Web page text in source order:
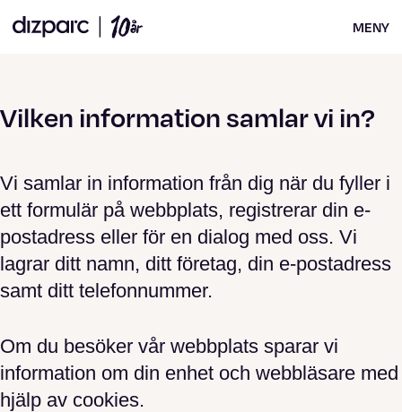
MENY
Vilken information samlar vi in?
Vi samlar in information från dig när du fyller i
ett formulär på webbplats, registrerar din e-
postadress eller för en dialog med oss. Vi
lagrar ditt namn, ditt företag, din e-postadress
samt ditt telefonnummer.
Om du besöker vår webbplats sparar vi
information om din enhet och webbläsare med
hjälp av cookies.